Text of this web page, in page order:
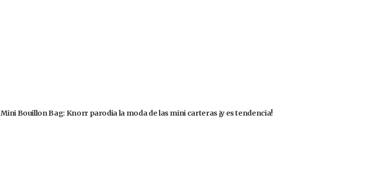
Mini Bouillon Bag: Knorr parodia la moda de las mini carteras ¡y es tendencia!